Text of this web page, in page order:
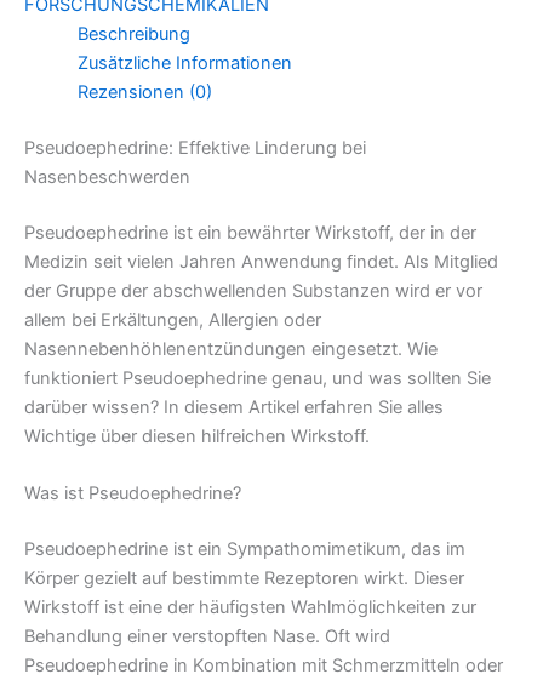
FORSCHUNGSCHEMIKALIEN
Beschreibung
Zusätzliche Informationen
Rezensionen (0)
Pseudoephedrine: Effektive Linderung bei
Nasenbeschwerden
Pseudoephedrine ist ein bewährter Wirkstoff, der in der
Medizin seit vielen Jahren Anwendung findet. Als Mitglied
der Gruppe der abschwellenden Substanzen wird er vor
allem bei Erkältungen, Allergien oder
Nasennebenhöhlenentzündungen eingesetzt. Wie
funktioniert Pseudoephedrine genau, und was sollten Sie
darüber wissen? In diesem Artikel erfahren Sie alles
Wichtige über diesen hilfreichen Wirkstoff.
Was ist Pseudoephedrine?
Pseudoephedrine ist ein Sympathomimetikum, das im
Körper gezielt auf bestimmte Rezeptoren wirkt. Dieser
Wirkstoff ist eine der häufigsten Wahlmöglichkeiten zur
Behandlung einer verstopften Nase. Oft wird
Pseudoephedrine in Kombination mit Schmerzmitteln oder